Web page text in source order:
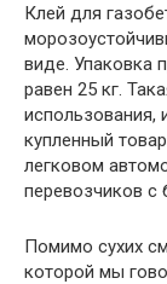
Клей для
виде. Упаковка
равен 25 кг.
использования,
купленный
легковом
перевозчиков
Помимо сухих
которой мы